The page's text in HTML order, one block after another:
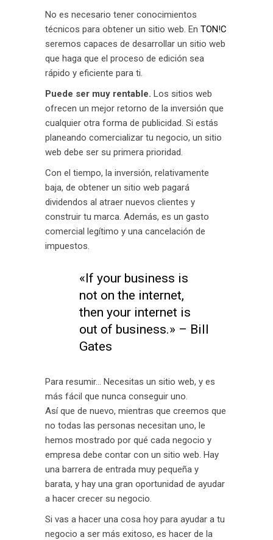
No es necesario tener conocimientos
técnicos para obtener un sitio web. En TON!C
seremos capaces de desarrollar un sitio web
que haga que el proceso de edición sea
rápido y eficiente para ti.
Puede ser muy rentable. Los sitios web
ofrecen un mejor retorno de la inversión que
cualquier otra forma de publicidad. Si estás
planeando comercializar tu negocio, un sitio
web debe ser su primera prioridad.
Con el tiempo, la inversión, relativamente
baja, de obtener un sitio web pagará
dividendos al atraer nuevos clientes y
construir tu marca. Además, es un gasto
comercial legítimo y una cancelación de
impuestos.
«If your business is
not on the internet,
then your internet is
out of business.» – Bill
Gates
Para resumir… Necesitas un sitio web, y es
más fácil que nunca conseguir uno.
Así que de nuevo, mientras que creemos que
no todas las personas necesitan uno, le
hemos mostrado por qué cada negocio y
empresa debe contar con un sitio web. Hay
una barrera de entrada muy pequeña y
barata, y hay una gran oportunidad de ayudar
a hacer crecer su negocio.
Si vas a hacer una cosa hoy para ayudar a tu
negocio a ser más exitoso, es hacer de la